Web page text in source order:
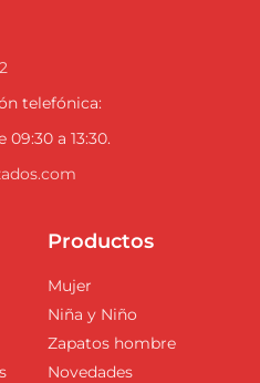
telefónica:
09:30 a 13:30.
Productos
Mujer
Niña y Niño
Zapatos hombre
Novedades